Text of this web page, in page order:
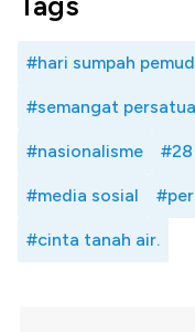
#hari sumpah
#semangat
#nasionalisme
#media sosial
#cinta tanah air.